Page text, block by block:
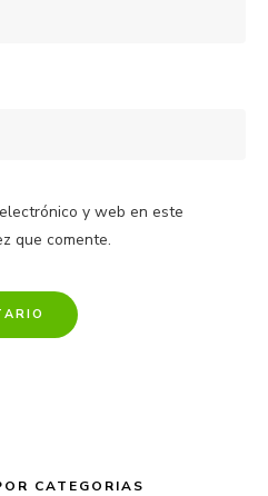
y web en este
que comente.
CATEGORIAS